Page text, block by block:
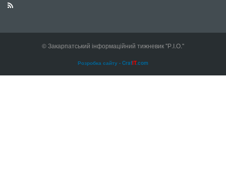
© Закарпатський інформаційний тижневик "Р.І.О."
Розробка сайту - CrafIT.com